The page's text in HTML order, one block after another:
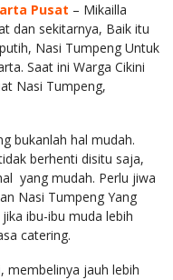
Pusat – Mikailla
dan sekitarnya, Baik itu
Nasi Tumpeng Untuk
Saat ini Warga Cikini
Nasi Tumpeng,
bukanlah hal mudah.
berhenti disitu saja,
yang mudah. Perlu jiwa
Nasi Tumpeng Yang
ibu-ibu muda lebih
catering.
membelinya jauh lebih